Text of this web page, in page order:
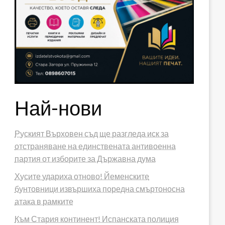
Най-нови
Руският Върховен съд ще разгледа иск за
отстраняване на единствената антивоенна
партия от изборите за Държавна дума
Хусите удариха отново! Йеменските
бунтовници извършиха поредна смъртоносна
атака в рамките
Към Стария континент! Испанската полиция